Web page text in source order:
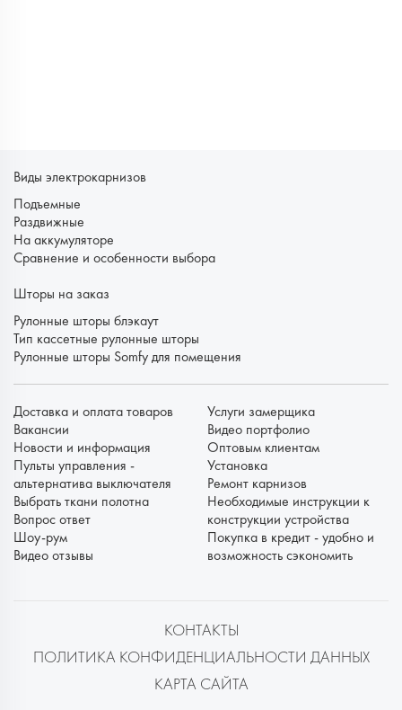
Виды электрокарнизов
Подъемные
Раздвижные
На аккумуляторе
Сравнение и особенности выбора
Шторы на заказ
Рулонные шторы блэкаут
Тип кассетные рулонные шторы
Рулонные шторы Somfy для помещения
Доставка и оплата товаров
Вакансии
Новости и информация
Пульты управления -
альтернатива выключателя
Выбрать ткани полотна
Вопрос ответ
Шоу-рум
Видео отзывы
Услуги замерщика
Видео портфолио
Оптовым клиентам
Установка
Ремонт карнизов
Необходимые инструкции к
конструкции устройства
Покупка в кредит - удобно и
возможность сэкономить
КОНТАКТЫ
ПОЛИТИКА КОНФИДЕНЦИАЛЬНОСТИ ДАННЫХ
КАРТА САЙТА